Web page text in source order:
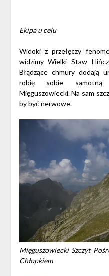
Ekipa u celu
Widoki z przełęczy
widzimy Wielki Staw
Błądzące chmury dodają
robię sobie samotną
Mięguszowiecki. Na sam
by być nerwowe.
Mięguszowiecki Szczyt
Chłopkiem